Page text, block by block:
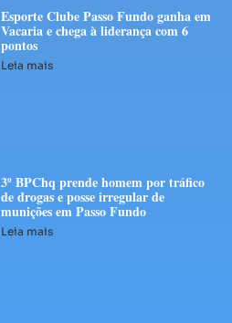
Esporte Clube Passo Fundo ganha em
Vacaria e chega à liderança com 6
pontos
Leia mais
3º BPChq prende homem por tráfico
de drogas e posse irregular de
munições em Passo Fundo
Leia mais